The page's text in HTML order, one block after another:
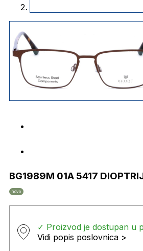
BG1989M 01A 5417
novo
✓ Proizvod je dostupan u
Vidi popis poslovnica >